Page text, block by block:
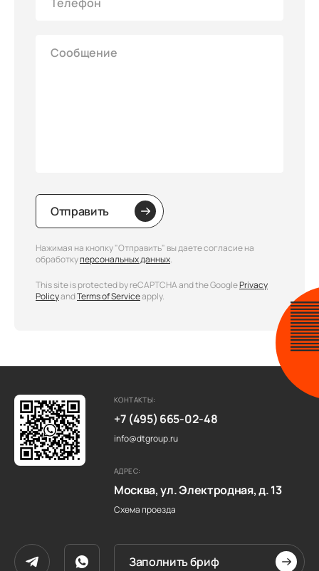
Отправить
Нажимая на кнопку "Отправить" вы даете согласие на
обработкуперсональных данных.
This site is protected by reCAPTCHA and the GooglePrivacy
PolicyandTerms of Serviceapply.
КОНТАКТЫ:
+7 (495) 665-02-48
info@dtgroup.ru
АДРЕС:
Москва, ул. Электродная, д. 13
Схема проезда
Заполнить бриф